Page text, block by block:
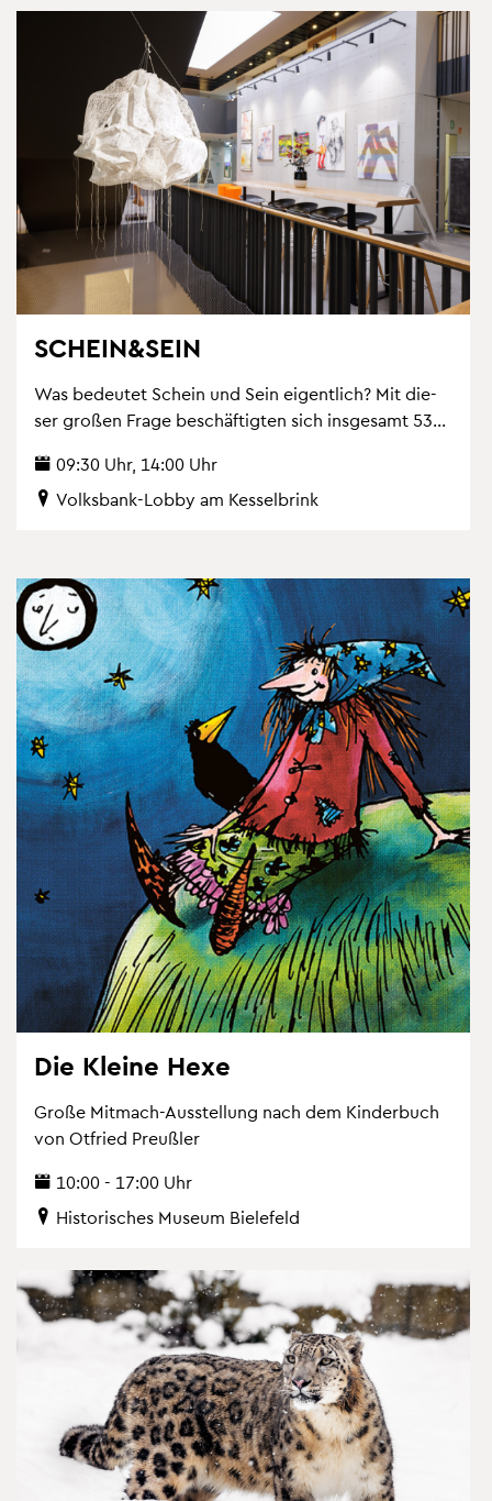
SCHEIN&SEIN
Was be­deu­tet Schein und Sein ei­gent­lich? Mit die­
ser gro­ßen Frage be­schäf­tig­ten sich ins­ge­samt 53...
09:30 Uhr, 14:00 Uhr
Volks­bank-Lobby am Kes­sel­brink
Die Klei­ne Hexe
Große Mit­mach-Aus­stel­lung nach dem Kin­der­buch
von Ot­fried Preu­ß­ler
10:00 - 17:00 Uhr
His­to­ri­sches Mu­se­um Bie­le­feld